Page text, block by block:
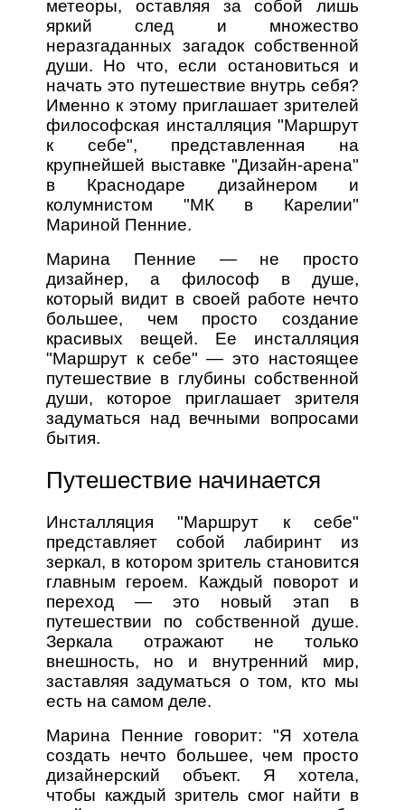
метеоры, оставляя за собой лишь
яркий след и множество
неразгаданных загадок собственной
души. Но что, если остановиться и
начать это путешествие внутрь себя?
Именно к этому приглашает зрителей
философская инсталляция "Маршрут
к себе", представленная на
крупнейшей выставке "Дизайн-арена"
в Краснодаре дизайнером и
колумнистом "МК в Карелии"
Мариной Пенние.
Марина Пенние — не просто
дизайнер, а философ в душе,
который видит в своей работе нечто
большее, чем просто создание
красивых вещей. Ее инсталляция
"Маршрут к себе" — это настоящее
путешествие в глубины собственной
души, которое приглашает зрителя
задуматься над вечными вопросами
бытия.
Путешествие начинается
Инсталляция "Маршрут к себе"
представляет собой лабиринт из
зеркал, в котором зритель становится
главным героем. Каждый поворот и
переход — это новый этап в
путешествии по собственной душе.
Зеркала отражают не только
внешность, но и внутренний мир,
заставляя задуматься о том, кто мы
есть на самом деле.
Марина Пенние говорит: "Я хотела
создать нечто большее, чем просто
дизайнерский объект. Я хотела,
чтобы каждый зритель смог найти в